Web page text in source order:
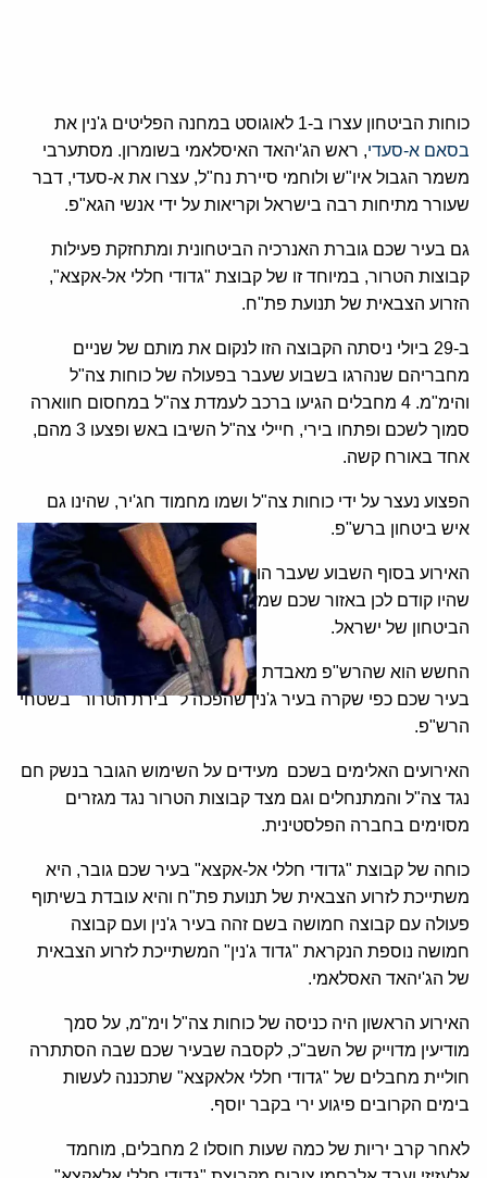
כוחות הביטחון עצרו ב-1 לאוגוסט במחנה הפליטים ג'נין את
בסאם א-סעדי, ראש הג'יהאד האיסלאמי בשומרון. מסתערבי
משמר הגבול איו"ש ולוחמי סיירת נח"ל, עצרו את א-סעדי, דבר
שעורר מתיחות רבה בישראל וקריאות על ידי אנשי הגא"פ.
גם בעיר שכם גוברת האנרכיה הביטחונית ומתחזקת פעילות
קבוצות הטרור, במיוחד זו של קבוצת "גדודי חללי אל-אקצא",
הזרוע הצבאית של תנועת פת"ח.
ב-29 ביולי ניסתה הקבוצה הזו לנקום את מותם של שניים
מחבריהם שנהרגו בשבוע שעבר בפעולה של כוחות צה"ל
והימ"מ. 4 מחבלים הגיעו ברכב לעמדת צה"ל במחסום חווארה
סמוך לשכם ופתחו בירי, חיילי צה"ל השיבו באש ופצעו 3 מהם,
אחד באורח קשה.
הפצוע נעצר על ידי כוחות צה"ל ושמו מחמוד חג'יר, שהינו גם
איש ביטחון ברש"פ.
האירוע בסוף השבוע שעבר הוא המשך לשני אירועים חמורים
שהיו קודם לכן באזור שכם שמעוררים דאגה רבה בקרב גורמי
הביטחון של ישראל.
החשש הוא שהרש"פ מאבדת בהדרגה את אחיזתה הביטחונית
בעיר שכם כפי שקרה בעיר ג'נין שהפכה ל "בירת הטרור" בשטחי
הרש"פ.
האירועים האלימים בשכם מעידים על השימוש הגובר בנשק חם
נגד צה"ל והמתנחלים וגם מצד קבוצות הטרור נגד מגזרים
מסוימים בחברה הפלסטינית.
כוחה של קבוצת "גדודי חללי אל-אקצא" בעיר שכם גובר, היא
משתייכת לזרוע הצבאית של תנועת פת"ח והיא עובדת בשיתוף
פעולה עם קבוצה חמושה בשם זהה בעיר ג'נין ועם קבוצה
חמושה נוספת הנקראת "גדוד ג'נין" המשתייכת לזרוע הצבאית
של הג'יהאד האסלאמי.
האירוע הראשון היה כניסה של כוחות צה"ל וימ"מ, על סמך
מודיעין מדוייק של השב"כ, לקסבה שבעיר שכם שבה הסתתרה
חוליית מחבלים של "גדודי חללי אלאקצא" שתכננה לעשות
בימים הקרובים פיגוע ירי בקבר יוסף.
לאחר קרב יריות של כמה שעות חוסלו 2 מחבלים, מוחמד